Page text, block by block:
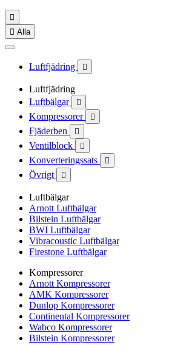

 Alla
Luftfjädring 
Luftfjädring
Luftbälgar

Kompressorer 
Fjäderben 
Ventilblock 
Konverteringssats 
Övrigt 
Luftbälgar
Arnott Luftbälgar
Bilstein Luftbälgar
BWI Luftbälgar
Vibracoustic Luftbälgar
Firestone Luftbälgar
Kompressorer
Arnott Kompressorer
AMK Kompressorer
Dunlop Kompressorer
Continental Kompressorer
Wabco Kompressorer
Bilstein Kompressorer